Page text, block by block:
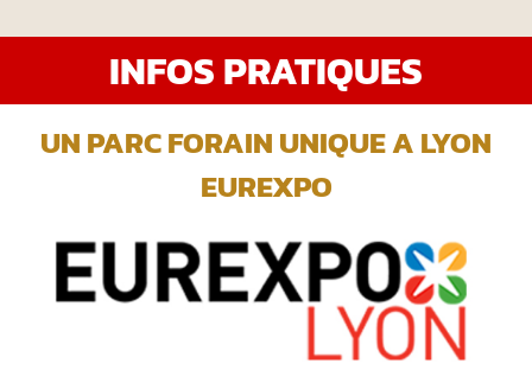
INFOS PRATIQUES
UN PARC FORAIN UNIQUE A LYON
EUREXPO